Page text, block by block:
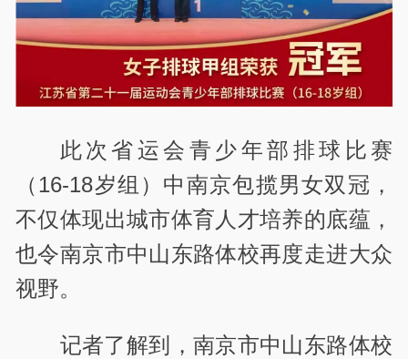
此次省运会青少年部排球比赛
（16-18岁组）中南京包揽男女双冠，
不仅体现出城市体育人才培养的底蕴，
也令南京市中山东路体校再度走进大众
视野。
记者了解到，南京市中山东路体校